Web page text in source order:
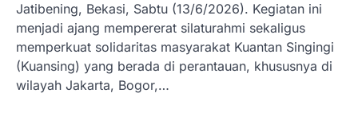
Jatibening, Bekasi, Sabtu (13/6/2026). Kegiatan ini
menjadi ajang mempererat silaturahmi sekaligus
memperkuat solidaritas masyarakat Kuantan Singingi
(Kuansing) yang berada di perantauan, khususnya di
wilayah Jakarta, Bogor,…